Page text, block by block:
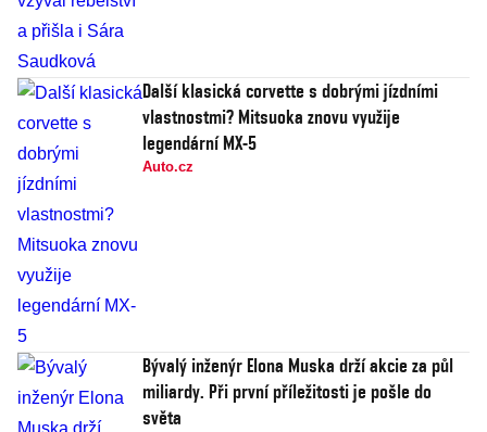
Další klasická corvette s dobrými jízdními
vlastnostmi? Mitsuoka znovu využije
legendární MX-5
Auto.cz
Bývalý inženýr Elona Muska drží akcie za půl
miliardy. Při první příležitosti je pošle do
světa